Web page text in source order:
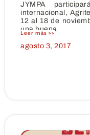
JYMPA
internacional,
12 al 18 de
una buena
Leer más >>
agosto 3, 2017